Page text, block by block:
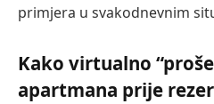
primjera u svakodnevnim
Kako virtualno
apartmana prije